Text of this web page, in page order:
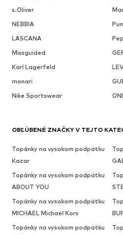
s.Oliver
NEBBIA
LASCANA
Missguided
Karl Lagerfeld
monari
Nike Sportswear
OBĽÚBENÉ ZNAČKY V TEJTO
Topánky na vysokom podpätku
Kazar
Topánky na vysokom podpätku
ABOUT YOU
Topánky na vysokom podpätku
MICHAEL Michael Kors
Topánky na vysokom podpätku